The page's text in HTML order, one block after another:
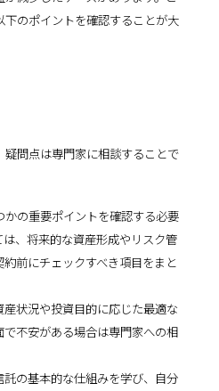
のポイントを確認することが大
問点は専門家に相談することで
の重要ポイントを確認する必要
、将来的な資産形成やリスク管
前にチェックすべき項目をまと
状況や投資目的に応じた最適な
不安がある場合は専門家への相
の基本的な仕組みを学び、自分